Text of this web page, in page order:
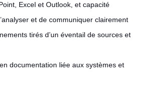
Excel et Outlook, et capacité
et de communiquer clairement
tirés d’un éventail de sources et
documentation liée aux systèmes et